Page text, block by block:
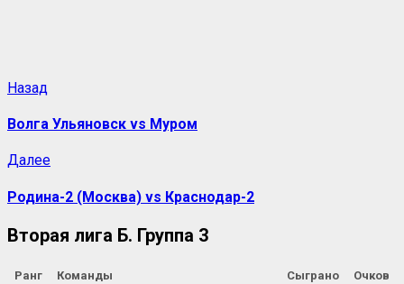
Назад
Волга Ульяновск vs Муром
Далее
Родина-2 (Москва) vs Краснодар-2
Вторая лига Б. Группа 3
Ранг Команды Сыграно Очков